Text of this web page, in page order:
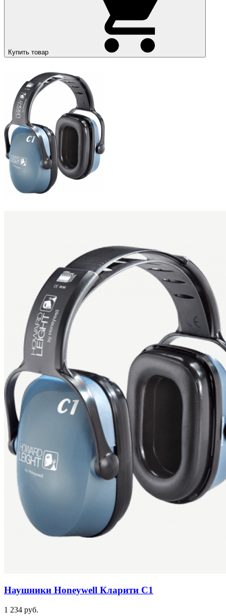
Купить товар
Наушники Honeywell Кларити С1
1 234 руб.